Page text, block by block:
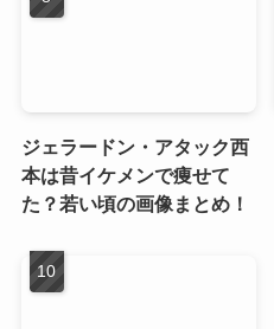
ジェラードン・アタック西
本は昔イケメンで痩せて
た？若い頃の画像まとめ！